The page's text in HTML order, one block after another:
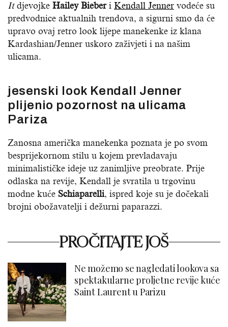
Itdjevojke Hailey Bieberi Kendall Jenner vodeće su
predvodnice aktualnih trendova, a sigurni smo da će
upravo ovaj retro look lijepe manekenke iz klana
Kardashian/Jenner uskoro zaživjeti i na našim
ulicama.
jesenski look Kendall Jenner
plijenio pozornost na ulicama
Pariza
Zanosna američka manekenka poznata je po svom
besprijekornom stilu u kojem prevladavaju
minimalističke ideje uz zanimljive preobrate. Prije
odlaska na revije, Kendall je svratila u trgovinu
modne kuće Schiaparelli, ispred koje su je dočekali
brojni obožavatelji i dežurni paparazzi.
PROČITAJTE JOŠ
Ne možemo se nagledati lookova sa
spektakularne proljetne revije kuće
Saint Laurent u Parizu